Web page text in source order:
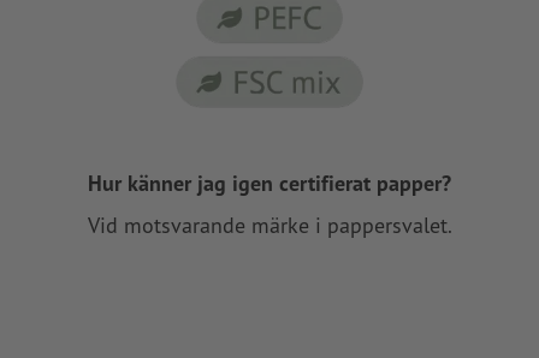
Hur känner jag igen certifierat papper?
Vid motsvarande märke i pappersvalet.